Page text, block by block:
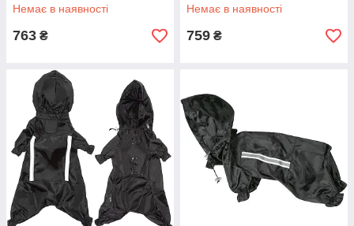
Немає в наявності
763 ₴
Немає в наявності
759 ₴